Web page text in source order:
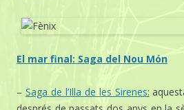
El mar final: Saga del Nou Món
– Saga de l’Illa de les Sirenes: